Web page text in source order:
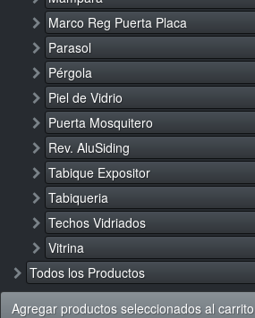
Marco Reg Puerta Placa
Parasol
Pérgola
Piel de Vidrio
Puerta Mosquitero
Rev. AluSiding
Tabique Expositor
Tabiqueria
Techos Vidriados
Vitrina
Todos los Productos
Agregar productos seleccionados al carrito